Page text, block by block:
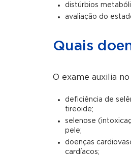
distúrbios
avaliação do
Quais
O exame auxilia
deficiência de
tireoide;
selenose
pele;
doenças
cardíacos;